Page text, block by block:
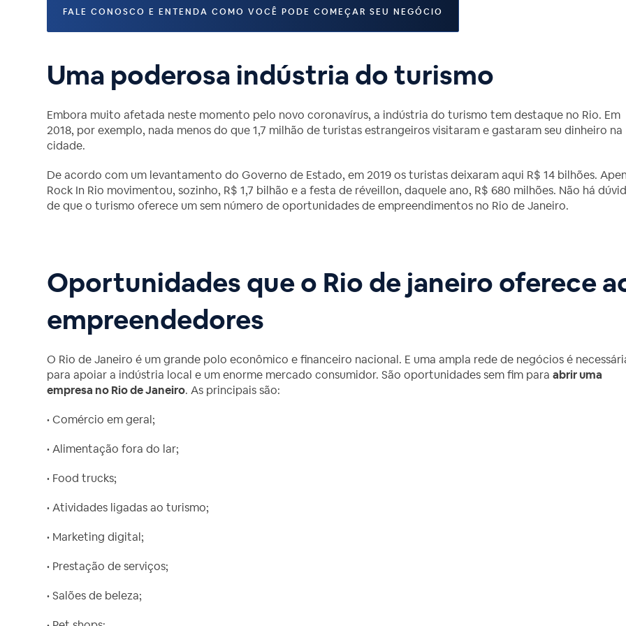
FALE CONOSCO E ENTENDA COMO VOCÊ PODE COMEÇAR SEU NEGÓCIO
Uma poderosa indústria do turismo
Embora muito afetada neste momento pelo novo coronavírus, a indústria do turismo tem destaque no Rio. Em
2018, por exemplo, nada menos do que 1,7 milhão de turistas estrangeiros visitaram e gastaram seu dinheiro na
cidade.
De acordo com um levantamento do Governo de Estado, em 2019 os turistas deixaram aqui R$ 14 bilhões.
Rock In Rio movimentou, sozinho, R$ 1,7 bilhão e a festa de réveillon, daquele ano, R$ 680 milhões. Não há
de que o turismo oferece um sem número de oportunidades de empreendimentos no Rio de Janeiro.
Oportunidades que o Rio de janeiro oferece
empreendedores
O Rio de Janeiro é um grande polo econômico e financeiro nacional. E uma ampla rede de negócios é
para apoiar a indústria local e um enorme mercado consumidor. São oportunidades sem fim paraabrir uma
empresa no Rio de Janeiro. As principais são:
• Comércio em geral;
• Alimentação fora do lar;
• Food trucks;
• Atividades ligadas ao turismo;
• Marketing digital;
• Prestação de serviços;
• Salões de beleza;